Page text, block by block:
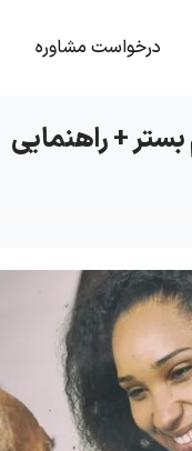
درخواست مشاوره
+ راهنمایی